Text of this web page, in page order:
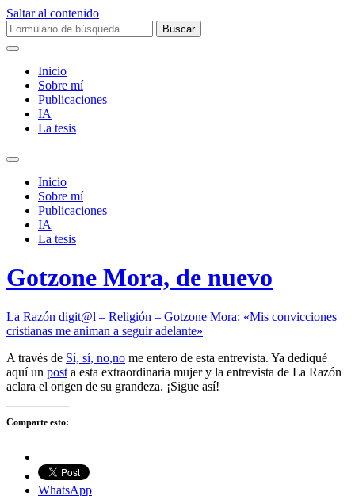
Saltar al contenido
Buscar:
Inicio
Sobre mí­
Publicaciones
IA
La tesis
Alternar
campo
búsqueda
Inicio
Sobre mí­
Publicaciones
IA
La tesis
Gotzone Mora, de nuevo
La Razón digit@l – Religión – Gotzone Mora: «Mis convicciones
cristianas me animan a seguir adelante»
A través de Sí, sí, no,no me entero de esta entrevista. Ya dediqué
aquí un post a esta extraordinaria mujer y la entrevista de La Razón
aclara el origen de su grandeza. ¡Sigue así!
Comparte esto:
WhatsApp